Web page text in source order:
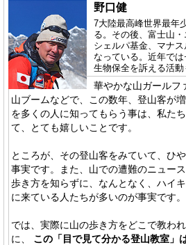
野口健
7大陸最高峰世界最年
る。その後、富士山
シェルパ基金、マナ
なっている。近年で
生物保全を訴える活動
華やかな山ガールフ
山ブームなどで、この数年、登山客が
を多くの人に知ってもらう事は、私た
て、とても嬉しいことです。
ところが、その登山客をみていて、ひ
事実です。また、山での遭難のニュー
歩き方を知らずに、なんとなく、ハイ
に来ている人たちが多いのが事実です。
では、実際に山の歩き方をどこで教わ
に、
この「目で見て分かる登山教室」